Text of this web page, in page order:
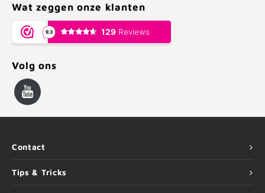
Wat zeggen onze klanten
Volg ons
Contact
Tips & Tricks